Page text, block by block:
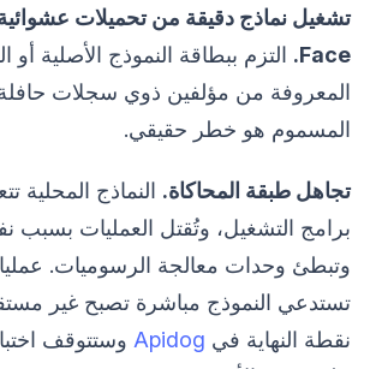
Face. التزم ببطاقة النموذج الأصلية أو
المعروفة من مؤلفين ذوي سجلات حافلة.
المسموم هو خطر حقيقي.
تجاهل طبقة المحاكاة. النماذج المحلية
برامج التشغيل، وتُقتل العمليات بسبب
تستدعي النموذج مباشرة تصبح غير
نقطة النهاية في Apidog وستتوقف